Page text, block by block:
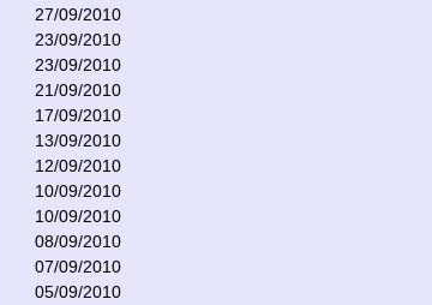
27/09/2010
23/09/2010
23/09/2010
21/09/2010
17/09/2010
13/09/2010
12/09/2010
10/09/2010
10/09/2010
08/09/2010
07/09/2010
05/09/2010